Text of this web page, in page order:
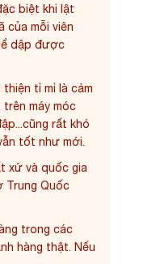
biệt khi lật
của mỗi viên
dập được
tỉ mỉ là cảm
máy móc
rất khó
tốt như mới.
xứ và quốc gia
Trung Quốc
trong các
hàng thật. Nếu